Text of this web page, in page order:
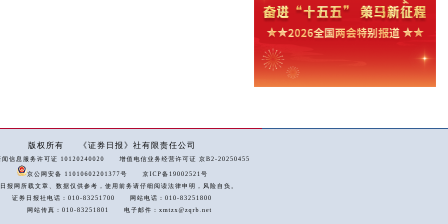
版权所有 《证券日报》社有限责任公司
闻信息服务许可证 10120240020 增值电信业务经营许可证 京B2-20250455
京公网安备 11010602201377号
京ICP备19002521号
报网所载文章、数据仅供参考，使用前务请仔细阅读法律申明，风险自负。
证券日报社电话：010-83251700
网站电话：010-83251800
网站传真：010-83251801
电子邮件：xmtzx@zqrb.net